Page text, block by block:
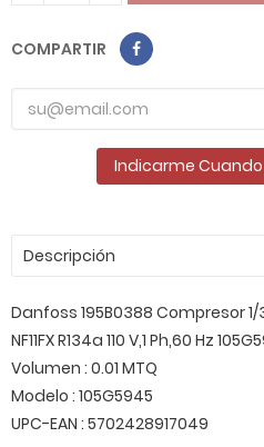
COMPARTIR
Indicarme Cuando
Descripción
Danfoss 195B0388 Compresor
NF11FX R134a 110 V,1 Ph,60 Hz
Volumen : 0.01 MTQ
Modelo : 105G5945
UPC-EAN : 5702428917049